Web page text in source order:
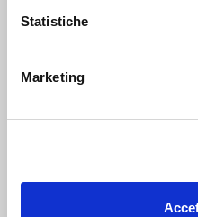
Statistiche
MarketingVideogiochi che
coronavirus
Con Plague Inc,